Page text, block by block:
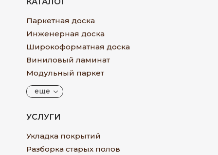
Паркетная доска
Инженерная доска
Широкоформатная доска
Виниловый ламинат
Модульный паркет
еще
УСЛУГИ
Укладка покрытий
Разборка старых полов